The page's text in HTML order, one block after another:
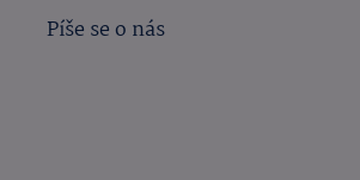
Píše se o nás